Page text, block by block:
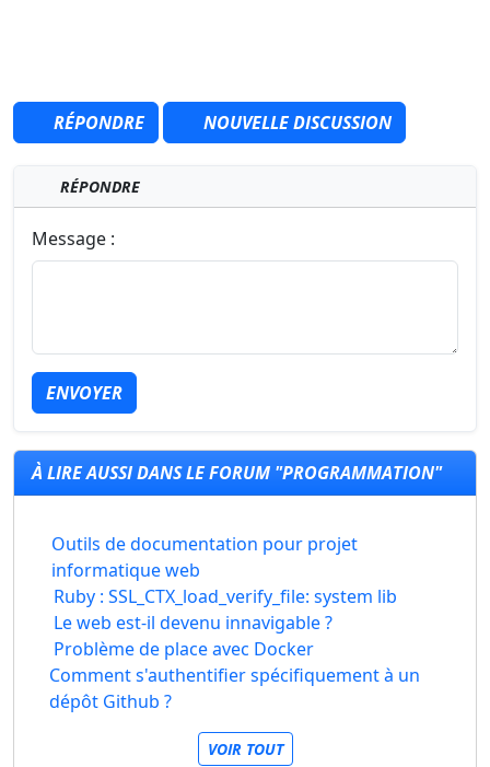
RÉPONDRE NOUVELLE DISCUSSION
RÉPONDRE
Message :
ENVOYER
À LIRE AUSSI DANS LE FORUM "PROGRAMMATION"
Outils de documentation pour projet
informatique web
Ruby : SSL_CTX_load_verify_file: system lib
Le web est-il devenu innavigable ?
Problème de place avec Docker
Comment s'authentifier spécifiquement à un
dépôt Github ?
VOIR TOUT